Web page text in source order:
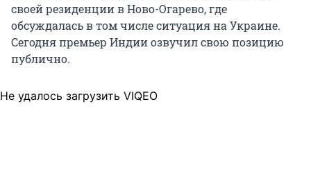
своей резиденции в Ново-Огарево, где
обсуждалась в том числе ситуация на Украине.
Сегодня премьер Индии озвучил свою позицию
публично.
Не удалось загрузить VIQEO